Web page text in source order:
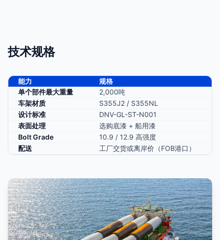
技术规格
能力
规格
单个部件最大重量
2,000吨
车架材质
S355J2 / S355NL
设计标准
DNV-GL-ST-N001
表面处理
选购底漆 + 船用漆
Bolt Grade
10.9 / 12.9 高强度
配送
工厂交货或离岸价（FOB港口）